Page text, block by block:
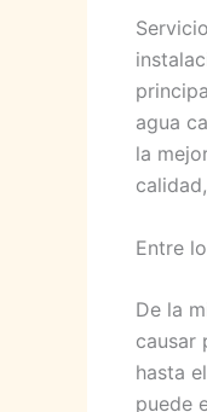
agua
la
Entre
De la
causar
hasta
puede